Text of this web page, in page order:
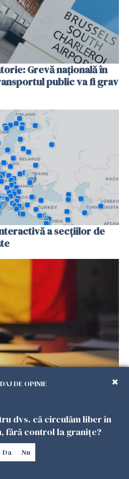
Grevă națională în
public va fi grav
a secțiilor de
Românii din
DE OPINIE
dvs. că circulăm liber în
fără control la granițe?
Da Nu